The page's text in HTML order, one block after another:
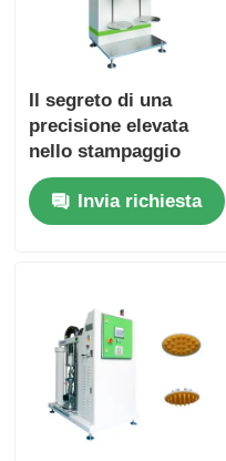
Il segreto di una
precisione elevata
nello stampaggio
della gomma di
silicone liquido
Invia richiesta